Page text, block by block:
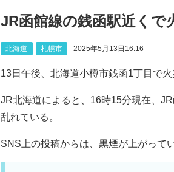
JR函館線の銭函駅近くで
北海道 札幌市 2025年5月13日16:16
13日午後、北海道小樽市銭函1丁目で火
JR北海道によると、16時15分現在、
乱れている。
SNS上の投稿からは、黒煙が上がって